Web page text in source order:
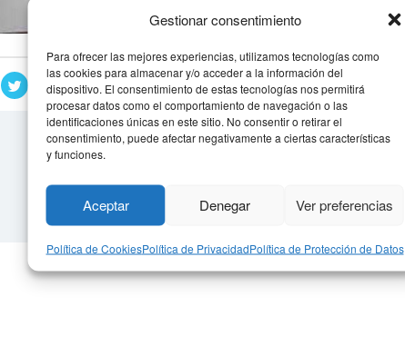
Gestionar consentimiento
Para ofrecer las mejores experiencias, utilizamos tecnologías como
las cookies para almacenar y/o acceder a la información del
dispositivo. El consentimiento de estas tecnologías nos permitirá
procesar datos como el comportamiento de navegación o las
identificaciones únicas en este sitio. No consentir o retirar el
consentimiento, puede afectar negativamente a ciertas características
y funciones.
Aceptar Denegar Ver preferencias
Política de CookiesPolítica de PrivacidadPolítica de Protección de Datos
RECIBIDOR MODERNO 3